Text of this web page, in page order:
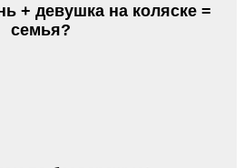
+ девушка на коляске =
семья?